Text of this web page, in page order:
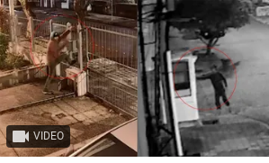
VIDEO